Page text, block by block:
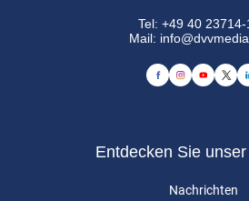
Tel:+49 40 23714-
Mail:
Entdecken Sie
Nachrichten